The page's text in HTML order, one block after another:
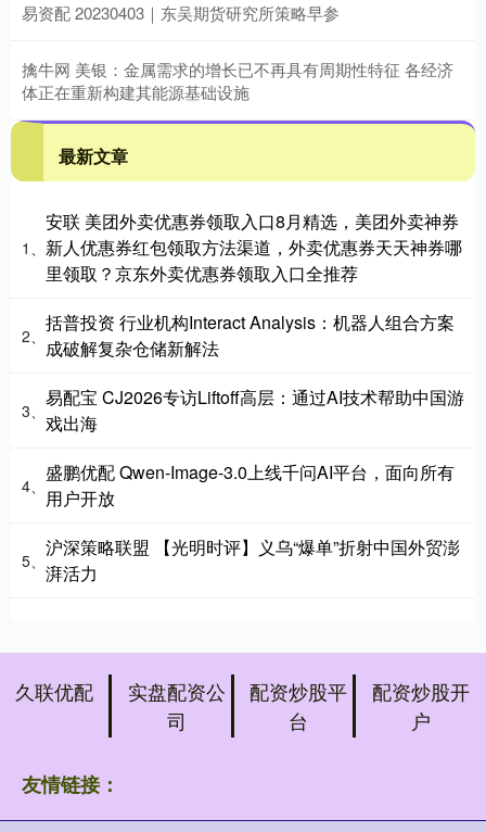
易资配 20230403｜东吴期货研究所策略早参
擒牛网 美银：金属需求的增长已不再具有周期性特征 各经济
体正在重新构建其能源基础设施
最新文章
1、
安联 美团外卖优惠券领取入口8月精选，美团外卖神券
新人优惠券红包领取方法渠道，外卖优惠券天天神券哪
里领取？京东外卖优惠券领取入口全推荐
2、
括普投资 行业机构Interact Analysis：机器人组合方案
成破解复杂仓储新解法
3、
易配宝 CJ2026专访Liftoff高层：通过AI技术帮助中国游
戏出海
4、
盛鹏优配 Qwen-Image-3.0上线千问AI平台，面向所有
用户开放
5、
沪深策略联盟 【光明时评】义乌“爆单”折射中国外贸澎
湃活力
久联优配
实盘配资公
司
配资炒股平
台
配资炒股开
户
友情链接：